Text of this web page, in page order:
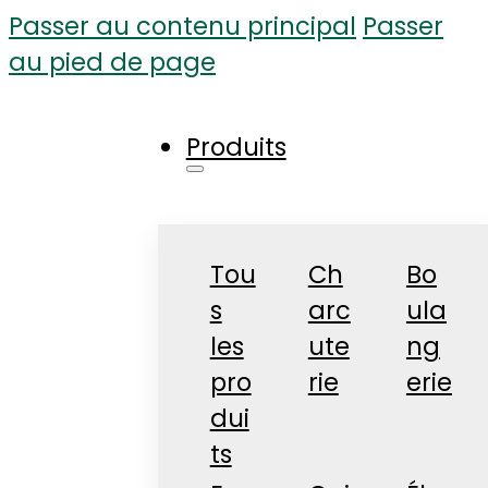
Passer au contenu principal Passer
au pied de page
Produits
Tou
s
les
pro
dui
ts
Ch
arc
ute
rie
Bo
ula
ng
erie